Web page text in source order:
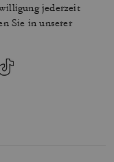
jederzeit
Sie in unserer